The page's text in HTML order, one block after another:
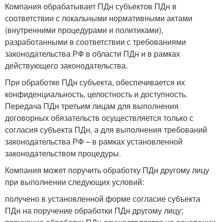
Компания обрабатывает ПДн субъектов ПДн в
соответствии с локальными нормативными актами
(внутренними процедурами и политиками),
разработанными в соответствии с требованиями
законодательства РФ в области ПДн и в рамках
действующего законодательства.
При обработке ПДн субъекта, обеспечивается их
конфиденциальность, целостность и доступность.
Передача ПДн третьим лицам для выполнения
договорных обязательств осуществляется только с
согласия субъекта ПДн, а для выполнения требований
законодательства РФ – в рамках установленной
законодательством процедуры.
Компания может поручить обработку ПДн другому лицу
при выполнении следующих условий:
получено в установленной форме согласие субъекта
ПДн на поручение обработки ПДн другому лицу;